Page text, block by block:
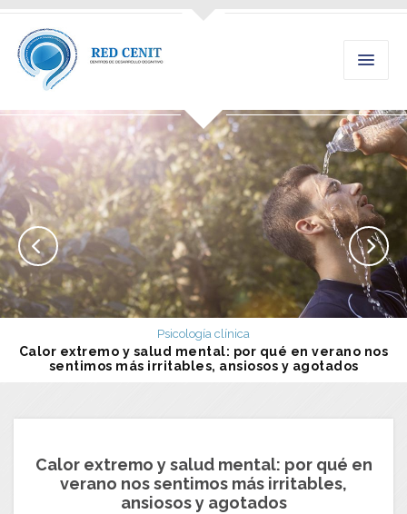
Psicología clínica
Calor extremo y salud mental: por qué en verano nos
sentimos más irritables, ansiosos y agotados
Calor extremo y salud mental: por qué en
verano nos sentimos más irritables,
ansiosos y agotados